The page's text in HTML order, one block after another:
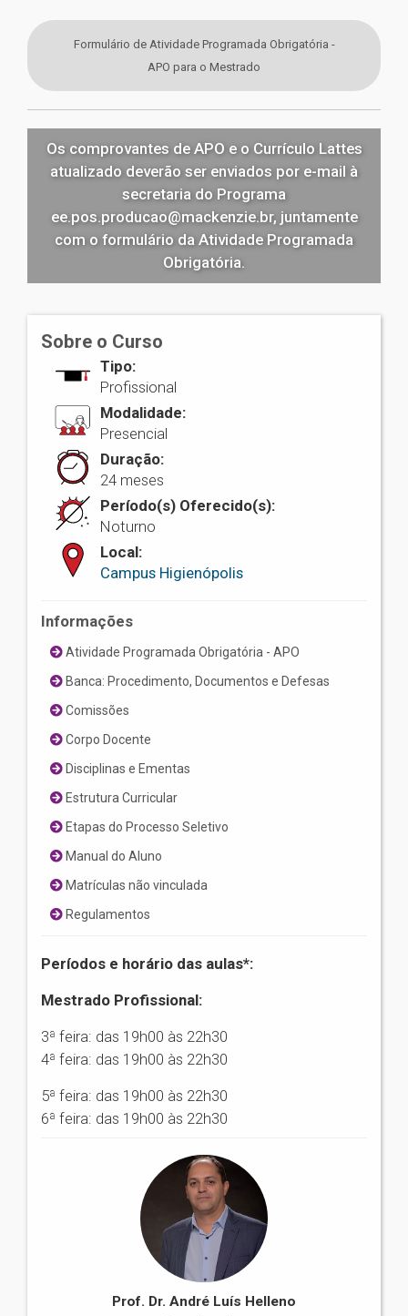
Formulário de Atividade Programada Obrigatória -
APO para o Mestrado
Os comprovantes de APO e o Currículo Lattes
atualizado deverão ser enviados por e-mail à
secretaria do Programa
ee.pos.producao@mackenzie.br, juntamente
com o formulário da Atividade Programada
Obrigatória.
Sobre o Curso
Tipo:
Profissional
Modalidade:
Presencial
Duração:
24 meses
Período(s) Oferecido(s):
Noturno
Local:
Campus Higienópolis
Informações
Atividade Programada Obrigatória - APO
Banca: Procedimento, Documentos e Defesas
Comissões
Corpo Docente
Disciplinas e Ementas
Estrutura Curricular
Etapas do Processo Seletivo
Manual do Aluno
Matrículas não vinculada
Regulamentos
Períodos e horário das aulas*:
Mestrado Profissional:
3ª feira: das 19h00 às 22h30
4ª feira: das 19h00 às 22h30
5ª feira: das 19h00 às 22h30
6ª feira: das 19h00 às 22h30
Prof. Dr. André Luís Helleno